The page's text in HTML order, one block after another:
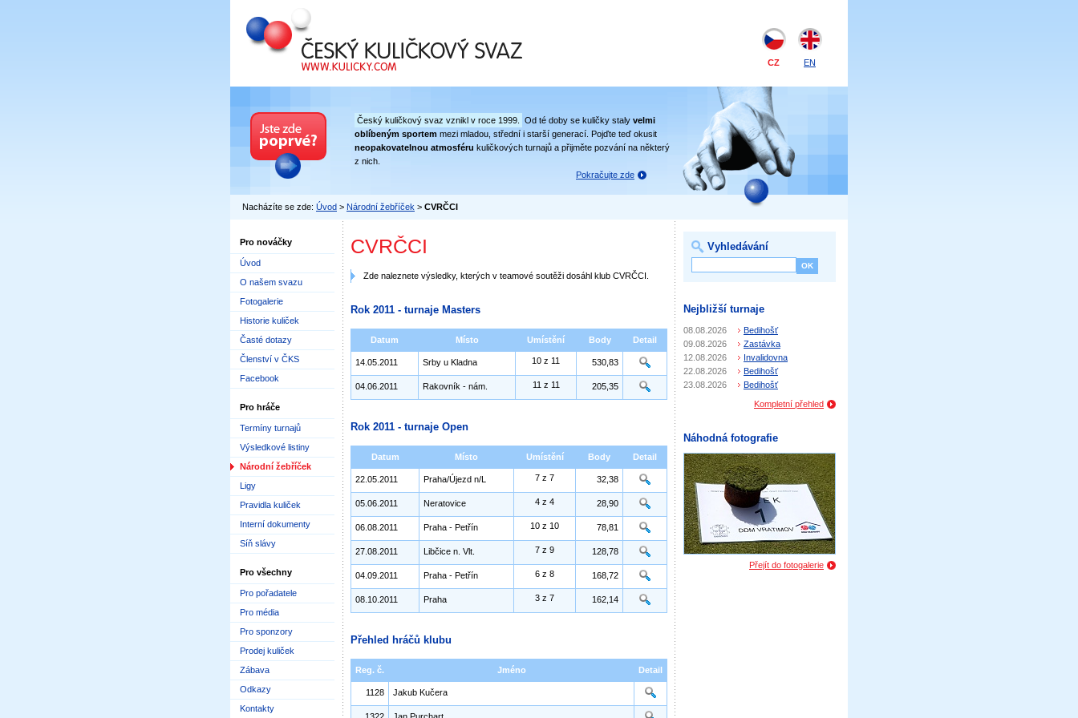
Český kuličkový svaz
CZ EN
Český kuličkový svaz vznikl v roce 1999. Od té doby se kuličky staly velmi
oblíbeným sportem mezi mladou, střední i starší generací. Pojďte teď okusit
neopakovatelnou atmosféru kuličkových turnajů a přijměte pozvání na některý
z nich.
Pokračujte zde
Nacházíte se zde: Úvod > Národní žebříček > CVRČCI
Pro nováčky
Úvod
O našem svazu
Fotogalerie
Historie kuliček
Časté dotazy
Členství v ČKS
Facebook
Pro hráče
Termíny turnajů
Výsledkové listiny
Národní žebříček
Ligy
Pravidla kuliček
Interní dokumenty
Síň slávy
Pro všechny
Pro pořadatele
Pro média
Pro sponzory
Prodej kuliček
Zábava
Odkazy
Kontakty
CVRČCI
Zde naleznete výsledky, kterých v teamové soutěži dosáhl klub CVRČCI.
Rok 2011 - turnaje Masters
Datum Místo Umístění Body Detail
14.05.2011 Srby u Kladna 10 z 11 530,83
04.06.2011 Rakovník - nám. 11 z 11 205,35
Rok 2011 - turnaje Open
Datum Místo Umístění Body Detail
22.05.2011 Praha/Újezd n/L 7 z 7 32,38
05.06.2011 Neratovice 4 z 4 28,90
06.08.2011 Praha - Petřín 10 z 10 78,81
27.08.2011 Libčice n. Vlt. 7 z 9 128,78
04.09.2011 Praha - Petřín 6 z 8 168,72
08.10.2011 Praha 3 z 7 162,14
Přehled hráčů klubu
Reg. č. Jméno Detail
1128 Jakub Kučera
Vyhledávání
Nejbližší turnaje
08.08.2026
Bedihošť
09.08.2026
Zastávka
12.08.2026
Invalidovna
22.08.2026
Bedihošť
23.08.2026
Bedihošť
Kompletní přehled
Náhodná fotografie
Přejít do fotogalerie